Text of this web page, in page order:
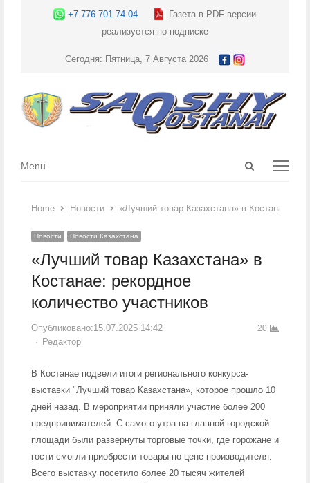
+7 776 701 74 04
Газета в PDF версии
реализуется по подписке
Сегодня: Пятница, 7 Августа 2026
Open
Menu
Menu
Home Новости «Лучший товар Казахстана» в Костанае:
Новости Новости Казахстана
«Лучший товар Казахстана» в
Костанае: рекордное
количество участников
Опубликовано:15.07.2025 14:42
Author
Редактор
20
В Костанае подвели итоги регионального конкурса-
выставки "Лучший товар Казахстана», которое прошло 10
дней назад. В мероприятии приняли участие более 200
предпринимателей. С самого утра на главной городской
площади были развернуты торговые точки, где горожане и
гости смогли приобрести товары по цене производителя.
Всего выставку посетило более 20 тысяч жителей